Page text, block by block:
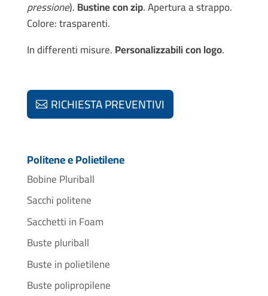
pressione).Bustine con zip. Apertura a strappo.
Colore: trasparenti.
In differenti misure.Personalizzabili con logo.
RICHIESTA PREVENTIVI
Politene e Polietilene
Bobine Pluriball
Sacchi politene
Sacchetti in Foam
Buste pluriball
Buste in polietilene
Buste polipropilene